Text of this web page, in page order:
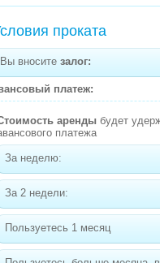
проката
Вы вносите залог:
платеж:
аренды будет
платежа
За неделю:
За 2 недели:
Пользуетесь 1 месяц